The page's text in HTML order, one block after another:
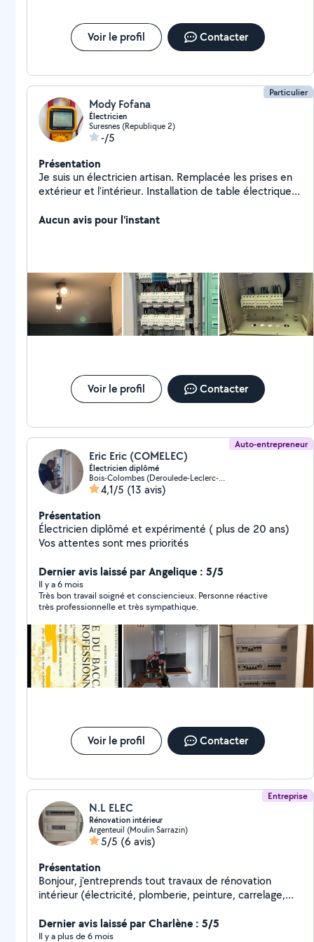
espaces. Travaux de plâtrerie: préparation des
surfaces, pose de plâtre, réalisation de cloisons et
faux-plafonds, réfection de murs endommagés
Voir le profil Contacter
Particulier
Mody Fofana
Électricien
Suresnes (Republique 2)
-/5
Présentation
Je suis un électricien artisan. Remplacée les prises en
extérieur et l'intérieur. Installation de table électriques.
Aucun avis pour l'instant
Voir le profil Contacter
Auto-entrepreneur
Eric Eric (COMELEC)
Électricien diplômé
Bois-Colombes (Deroulede-Leclerc-Albert)
4,1/5 (13 avis)
Présentation
Électricien diplômé et expérimenté ( plus de 20 ans)
Vos attentes sont mes priorités
Dernier avis laissé par Angelique : 5/5
Il y a 6 mois
Très bon travail soigné et consciencieux. Personne réactive
très professionnelle et très sympathique.
Voir le profil Contacter
Entreprise
N.L ELEC
Rénovation intérieur
Argenteuil (Moulin Sarrazin)
5/5 (6 avis)
Présentation
Bonjour, j'entreprends tout travaux de rénovation
intérieur (électricité, plomberie, peinture, carrelage,
Dernier avis laissé par Charlène : 5/5
Il y a plus de 6 mois